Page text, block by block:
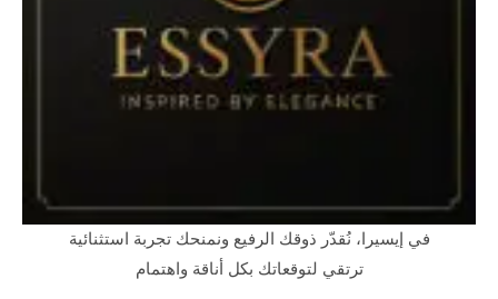
في إيسيرا، نُقدّر ذوقك الرفيع ونمنحك تجربة استثنائية
ترتقي لتوقعاتك بكل أناقة واهتمام